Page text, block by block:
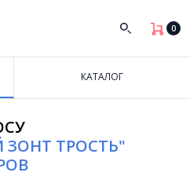
0
КАТАЛОГ
ТРОСТЬ"